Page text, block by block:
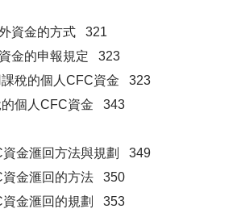
資金的方式 321
金的申報規定 323
課稅的個人CFC資金 323
的個人CFC資金 343
資金滙回方法與規劃 349
資金滙回的方法 350
資金滙回的規劃 353